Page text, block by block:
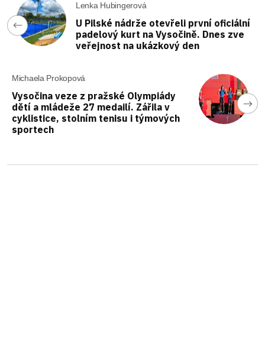
Lenka Hubingerová
U Pilské nádrže otevřeli první oficiální
padelový kurt na Vysočině. Dnes zve
veřejnost na ukázkový den
Michaela Prokopová
Vysočina veze z pražské Olympiády
dětí a mládeže 27 medailí. Zářila v
cyklistice, stolním tenisu i týmových
sportech